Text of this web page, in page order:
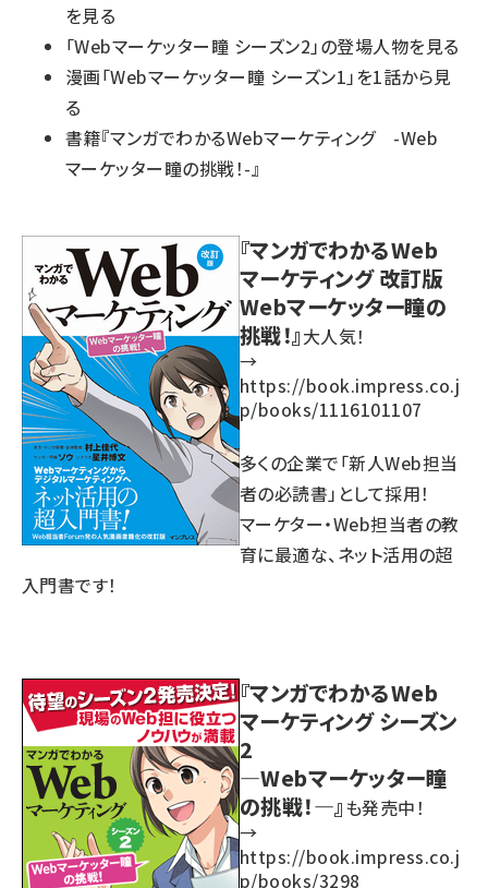
を見る
「Webマーケッター瞳 シーズン2」の登場人物を見る
漫画「Webマーケッター瞳 シーズン1」を1話から見
る
書籍『マンガでわかるWebマーケティング -Web
マーケッター瞳の挑戦！-』
『マンガでわかるWeb
マーケティング 改訂版
Webマーケッター瞳の
挑戦！』大人気！
→
https://book.impress.co.j
p/books/1116101107
多くの企業で「新人Web担当
者の必読書」として採用！
マーケター・Web担当者の教
育に最適な、ネット活用の超
入門書です！
『マンガでわかるWeb
マーケティング シーズン
2
―Webマーケッター瞳
の挑戦！―』も発売中！
→
https://book.impress.co.j
p/books/3298